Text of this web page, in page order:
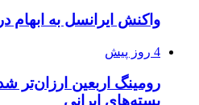
واکنش ایرانسل به ابهام
4 روز پیش
رومینگ اربعین ارزان‌تر
بسته‌های ایرانی